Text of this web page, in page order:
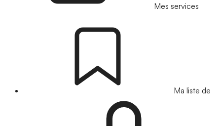
Mes services
Ma liste de